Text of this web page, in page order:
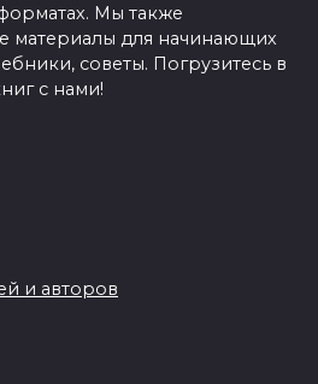
Мы также
материалы для начинающих
советы. Погрузитесь в
с нами!
и авторов